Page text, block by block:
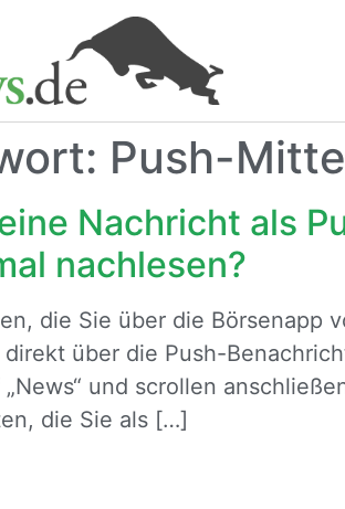
Push-
Nachricht als
nachlesen?
die Sie über die Börsenapp
über die Push-
und scrollen
die Sie als […]